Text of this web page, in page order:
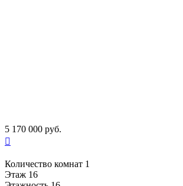
5 170 000 руб.

Количество комнат 1
Этаж 16